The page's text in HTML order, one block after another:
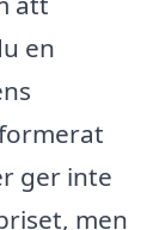
en
ger inte
men